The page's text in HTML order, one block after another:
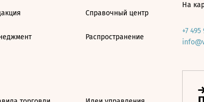
Справочный центр
Распространение
На
+7